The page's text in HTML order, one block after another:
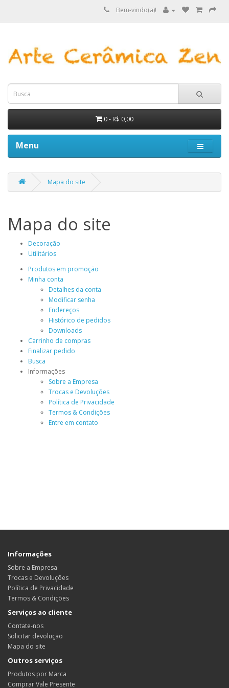
Bem-vindo(a)!
0 - R$ 0,00
Menu
Mapa do site
Mapa do site
Decoração
Utilitários
Produtos em promoção
Minha conta
Detalhes da conta
Modificar senha
Endereços
Histórico de pedidos
Downloads
Carrinho de compras
Finalizar pedido
Busca
Informações
Sobre a Empresa
Trocas e Devoluções
Política de Privacidade
Termos & Condições
Entre em contato
Informações
Sobre a Empresa
Trocas e Devoluções
Política de Privacidade
Termos & Condições
Serviços ao cliente
Contate-nos
Solicitar devolução
Mapa do site
Outros serviços
Produtos por Marca
Comprar Vale Presente